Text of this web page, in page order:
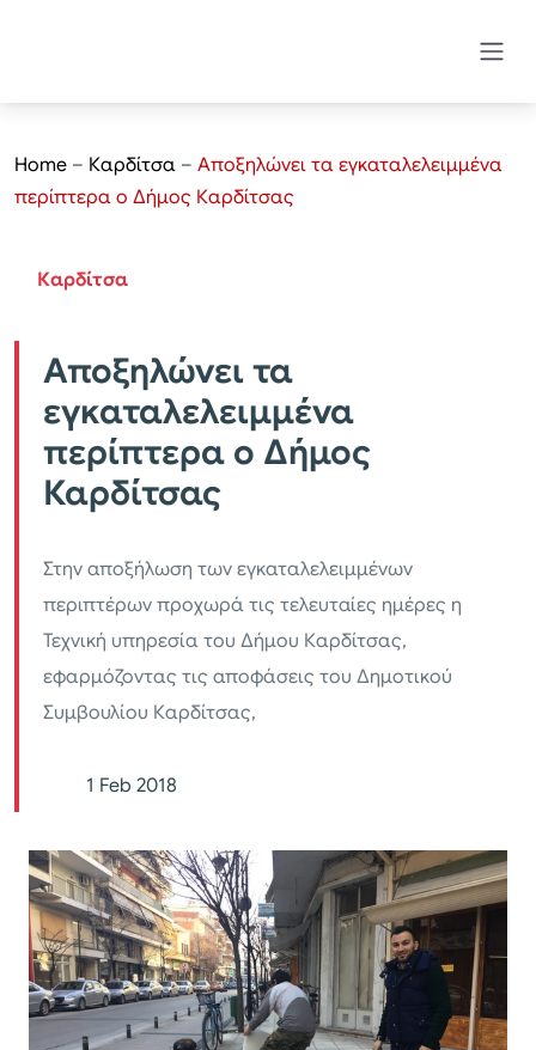
Home – Καρδίτσα – Αποξηλώνει τα εγκαταλελειμμένα
περίπτερα ο Δήμος Καρδίτσας
Καρδίτσα
Αποξηλώνει τα
εγκαταλελειμμένα
περίπτερα ο Δήμος
Καρδίτσας
Στην αποξήλωση των εγκαταλελειμμένων
περιπτέρων προχωρά τις τελευταίες ημέρες η
Τεχνική υπηρεσία του Δήμου Καρδίτσας,
εφαρμόζοντας τις αποφάσεις του Δημοτικού
Συμβουλίου Καρδίτσας,
1 Feb 2018